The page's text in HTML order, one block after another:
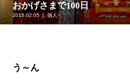
おかげさまで100日
2015.02.05 個人
う～ん